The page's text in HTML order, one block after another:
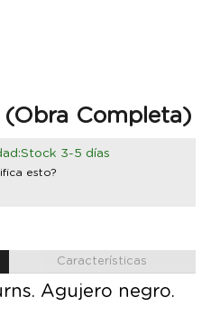
Completa)
3-5 días
esto?
Características
Agujero negro.